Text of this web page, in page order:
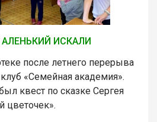
ИСКАЛИ
после летнего перерыва
«Семейная академия».
квест по сказке Сергея
цветочек».